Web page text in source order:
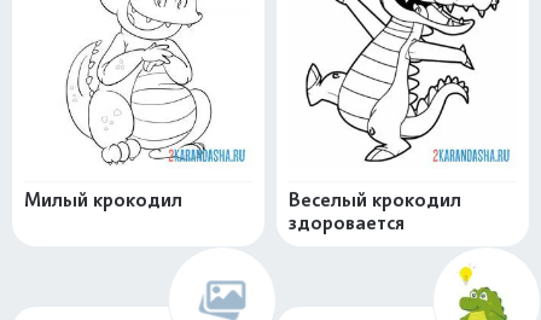
Милый крокодил
Веселый крокодил
здоровается